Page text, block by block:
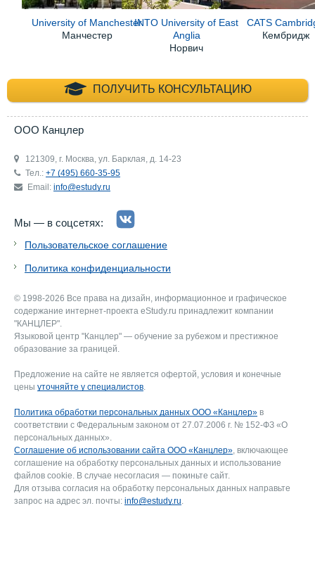
University of Manchester
Манчестер
INTO University of East
Anglia
Норвич
CATS
Кембридж
ПОЛУЧИТЬ КОНСУЛЬТАЦИЮ
+7 (495) 660-35-
ООО Канцлер
121309, г. Москва, ул. Барклая, д. 14-23
Тел.: +7 (495) 660-35-95
Email: info@estudy.ru
Мы — в соцсетях:
Пользовательское соглашение
Политика конфиденциальности
© 1998-2026 Все права на дизайн, информационное и графическое
содержание интернет-проекта eStudy.ru принадлежит компании
"КАНЦЛЕР".
Языковой центр "Канцлер" — обучение за рубежом и престижное
образование за границей.
Предложение на сайте не является офертой, условия и конечные
цены уточняйте у специалистов.
Политика обработки персональных данных ООО «Канцлер» в
соответствии с Федеральным законом от 27.07.2006 г. № 152-ФЗ «О
персональных данных».
Соглашение об использовании сайта ООО «Канцлер», включающее
соглашение на обработку персональных данных и использование
файлов cookie. В случае несогласия — покиньте сайт.
Для отзыва согласия на обработку персональных данных направьте
запрос на адрес эл. почты: info@estudy.ru.